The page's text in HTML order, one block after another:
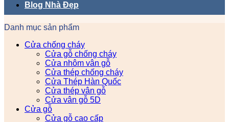
Blog Nhà Đẹp
Danh mục sản phẩm
Cửa chống cháy
Cửa gỗ chống cháy
Cửa nhôm vân gỗ
Cửa thép chống cháy
Cửa Thép Hàn Quốc
Cửa thép vân gỗ
Cửa vân gỗ 5D
Cửa gỗ
Cửa gỗ cao cấp